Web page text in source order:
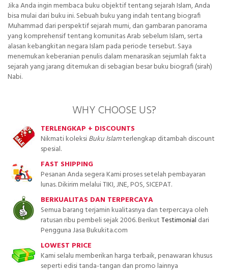
Jika Anda ingin membaca buku objektif tentang sejarah Islam, Anda
bisa mulai dari buku ini. Sebuah buku yang indah tentang biografi
Muhammad dari perspektif sejarah murni, dan gambaran panorama
yang komprehensif tentang komunitas Arab sebelum Islam, serta
alasan kebangkitan negara Islam pada periode tersebut. Saya
menemukan keberanian penulis dalam menarasikan sejumlah fakta
sejarah yang jarang ditemukan di sebagian besar buku biografi (sirah)
Nabi.
WHY CHOOSE US?
TERLENGKAP + DISCOUNTS
Nikmati koleksiBuku Islamterlengkap ditambah discount
spesial.
FAST SHIPPING
Pesanan Anda segera Kami proses setelah pembayaran
lunas. Dikirim melalui TIKI, JNE, POS, SICEPAT.
BERKUALITAS DAN TERPERCAYA
Semua barang terjamin kualitasnya dan terpercaya oleh
ratusan ribu pembeli sejak 2006. BerikutTestimonial dari
Pengguna Jasa Bukukita.com
LOWEST PRICE
Kami selalu memberikan harga terbaik, penawaran khusus
seperti edisi tanda-tangan dan promo lainnya